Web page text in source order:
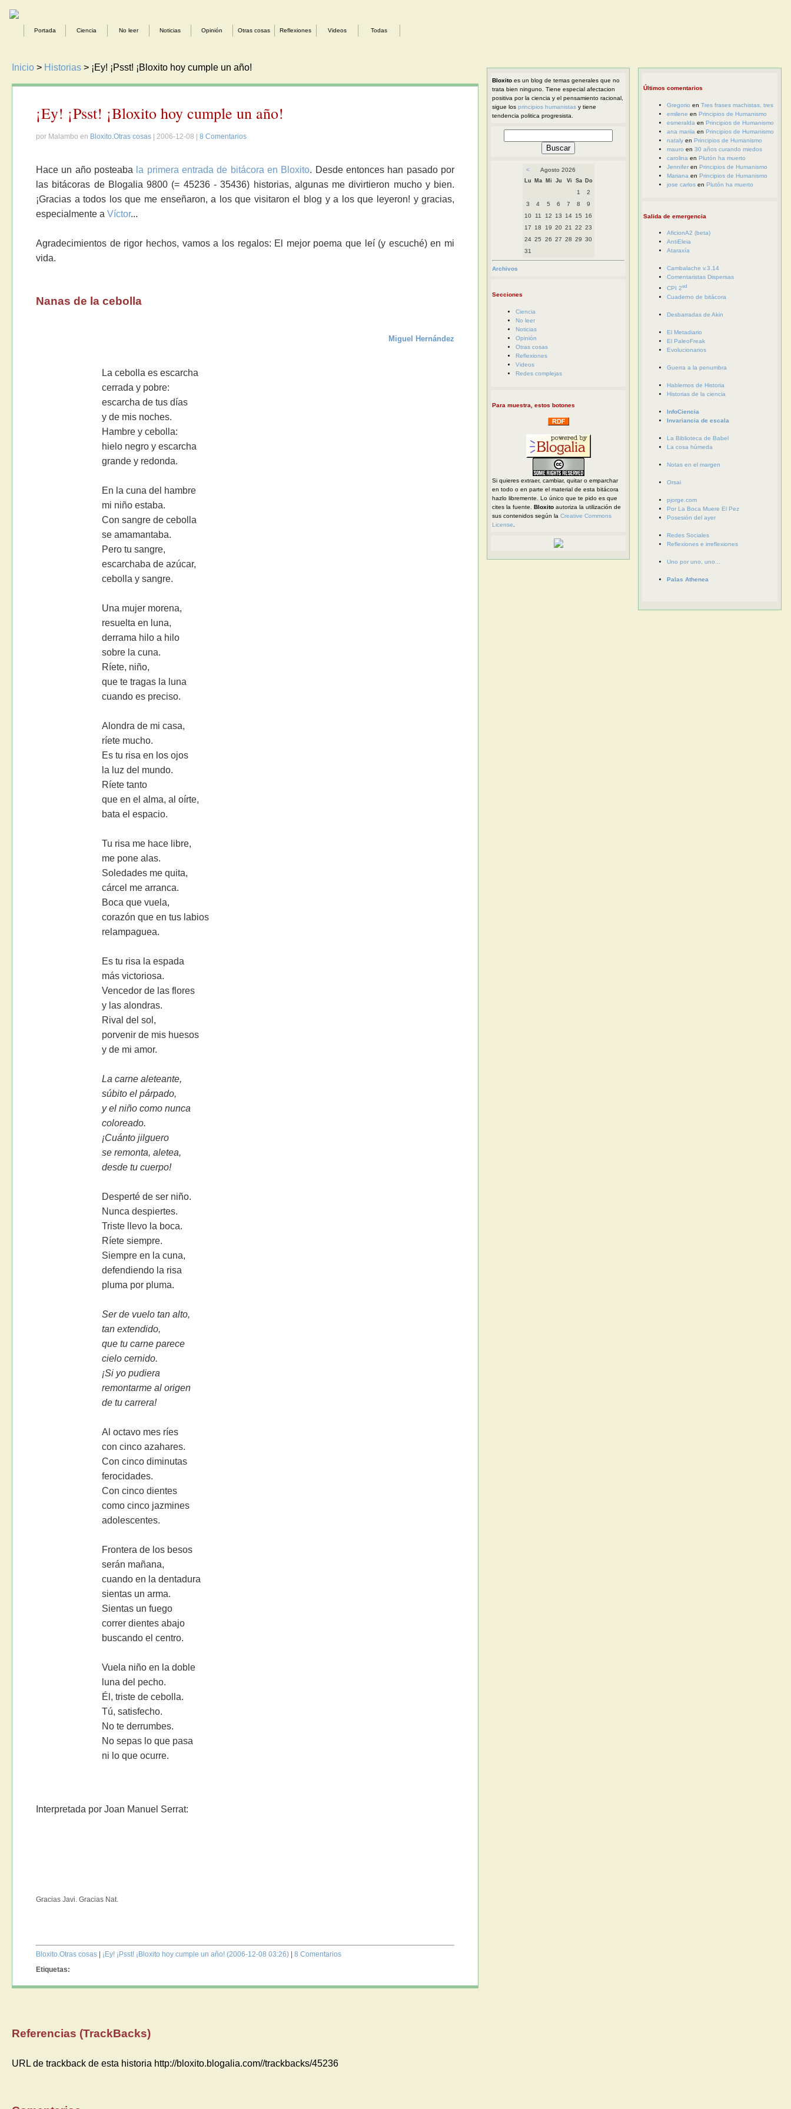
Portada Ciencia No leer Noticias Opinión Otras cosas Reflexiones Videos Todas
Inicio > Historias > ¡Ey! ¡Psst! ¡Bloxito hoy cumple un año!
¡Ey! ¡Psst! ¡Bloxito hoy cumple un año!
por Malambo en Bloxito.Otras cosas | 2006-12-08 |8 Comentarios
Hace un año posteaba la primera entrada de bitácora en Bloxito. Desde entonces han pasado por
las bitácoras de Blogalia 9800 (= 45236 - 35436) historias, algunas me divirtieron mucho y bien.
¡Gracias a todos los que me enseñaron, a los que visitaron el blog y a los que leyeron! y gracias,
especialmente aVíctor...
Agradecimientos de rigor hechos, vamos a los regalos: El mejor poema que leí (y escuché) en mi
vida.
Nanas de la cebolla
Miguel Hernández
La cebolla es escarcha
cerrada y pobre:
escarcha de tus días
y de mis noches.
Hambre y cebolla:
hielo negro y escarcha
grande y redonda.
En la cuna del hambre
mi niño estaba.
Con sangre de cebolla
se amamantaba.
Pero tu sangre,
escarchaba de azúcar,
cebolla y sangre.
Una mujer morena,
resuelta en luna,
derrama hilo a hilo
sobre la cuna.
Ríete, niño,
que te tragas la luna
cuando es preciso.
Alondra de mi casa,
ríete mucho.
Es tu risa en los ojos
la luz del mundo.
Ríete tanto
que en el alma, al oírte,
bata el espacio.
Tu risa me hace libre,
me pone alas.
Soledades me quita,
cárcel me arranca.
Boca que vuela,
corazón que en tus labios
relampaguea.
Es tu risa la espada
más victoriosa.
Vencedor de las flores
y las alondras.
Rival del sol,
porvenir de mis huesos
y de mi amor.
La carne aleteante,
súbito el párpado,
y el niño como nunca
coloreado.
¡Cuánto jilguero
se remonta, aletea,
desde tu cuerpo!
Desperté de ser niño.
Nunca despiertes.
Triste llevo la boca.
Ríete siempre.
Siempre en la cuna,
defendiendo la risa
pluma por pluma.
Ser de vuelo tan alto,
tan extendido,
que tu carne parece
cielo cernido.
¡Si yo pudiera
remontarme al origen
de tu carrera!
Al octavo mes ríes
con cinco azahares.
Con cinco diminutas
ferocidades.
Con cinco dientes
como cinco jazmines
adolescentes.
Frontera de los besos
serán mañana,
cuando en la dentadura
sientas un arma.
Sientas un fuego
correr dientes abajo
buscando el centro.
Vuela niño en la doble
luna del pecho.
Él, triste de cebolla.
Tú, satisfecho.
No te derrumbes.
No sepas lo que pasa
ni lo que ocurre.
Interpretada por Joan Manuel Serrat:
Gracias Javi. Gracias Nat.
Bloxito.Otras cosas ¡Ey! ¡Psst! ¡Bloxito hoy cumple un año! (2006-12-08 03:26) |8 Comentarios
Etiquetas:
Referencias (TrackBacks)
URL de trackback de esta historia http://bloxito.blogalia.com//trackbacks/45236
Bloxitoes un blog de temas generales que no
trata bien ninguno. Tiene especial afectacion
positiva por la ciencia y el pensamiento racional,
sigue los principios humanistasy tiene
tendencia politica progresista.
< Agosto 2026
Lu Ma Mi Ju Vi Sa Do
1
2
3
4 5 6 7 8
9
10
11 12 13 14 15
16
17
18 19 20 21 22 23
24 25 26 27 28 29 30
31
Archivos
Secciones
Ciencia
No leer
Noticias
Opinión
Otras cosas
Reflexiones
Videos
Redes complejas
Para muestra, estos botones
Si quieres extraer, cambiar, quitar o emparchar
en todo o en parte el material de esta bitácora
hazlo libremente. Lo único que te pido es que
cites la fuente. Bloxitoautoriza la utilización de
sus contenidos según la Creative Commons
License
Últimos comentarios
Gregorio en Tres frases machistas, tres
emilene en Principios de Humanismo
esmeralda en Principios de Humanismo
ana mariia en Principios de Humanismo
natalyen Principios de Humanismo
mauro en 30 años curando miedos
carolina en Plutón ha muerto
Jenniferen Principios de Humanismo
Mariana en Principios de Humanismo
jose carlosen Plutón ha muerto
Salida de emergencia
AficionA2 (beta)
AntiEleia
Ataraxía
Cambalache v.3.14
Comentaristas Dispersas
CPI 2ed
Cuaderno de bitácora
Desbarradas de Akin
El Metadiario
El PaleoFreak
Evolucionarios
Guerra a la penumbra
Hablemos de Historia
Historias de la ciencia
InfoCiencia
Invariancia de escala
La Biblioteca de Babel
La cosa húmeda
Notas en el margen
Orsai
pjorge.com
Por La Boca Muere El Pez
Posesión del ayer
Redes Sociales
Reflexiones e irreflexiones
Uno por uno, uno...
Palas Athenea